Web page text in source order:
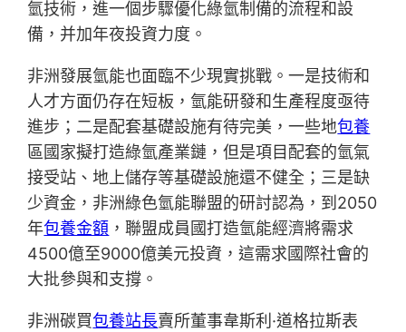
氫技術，進一個步驟優化綠氫制備的流程和設
備，并加年夜投資力度。
非洲發展氫能也面臨不少現實挑戰。一是技術和
人才方面仍存在短板，氫能研發和生產程度亟待
進步；二是配套基礎設施有待完美，一些地包養
區國家擬打造綠氫產業鏈，但是項目配套的氫氣
接受站、地上儲存等基礎設施還不健全；三是缺
少資金，非洲綠色氫能聯盟的研討認為，到2050
年包養金額 ，聯盟成員國打造氫能經濟將需求
4500億至9000億美元投資，這需求國際社會的
大批參與和支撐。
非洲碳買包養站長賣所董事韋斯利·道格拉斯表